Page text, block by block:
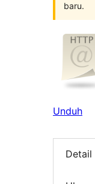
baru.
Unduh
Detail